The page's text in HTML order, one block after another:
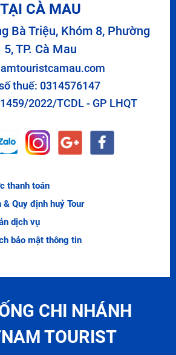
TẠI CÀ MAU
Bà Triệu, Khóm 8, Phường
5, TP. Cà Mau
thuế: 0314576147
2022/TCDL - GP LHQT
thanh toán
Quy định huỷ Tour
dịch vụ
bảo mật thông tin
CHI NHÁNH
TOURIST